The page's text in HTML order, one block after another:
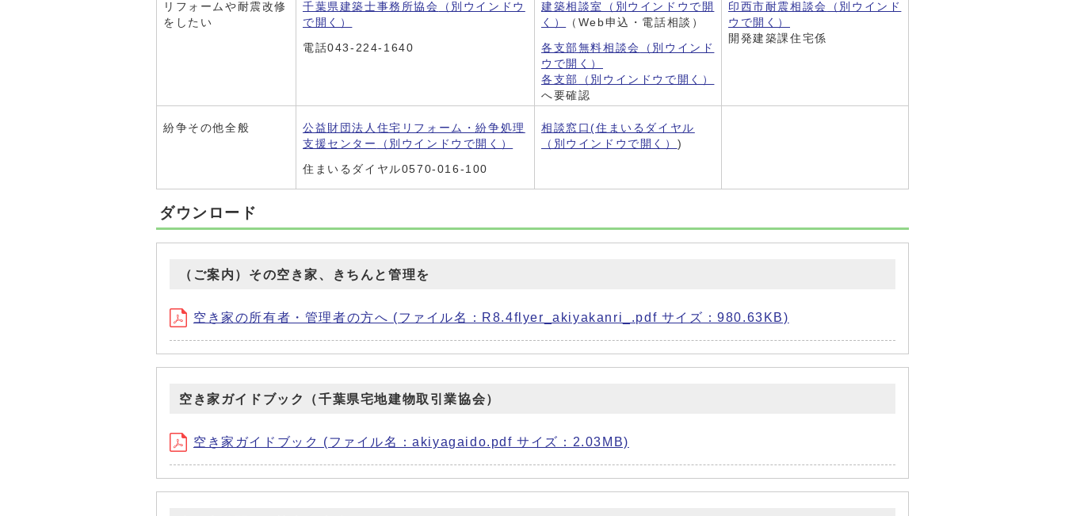
リフォームや耐震改修
をしたい
千葉県建築士事務所協会
（別ウインドウ
で開く）
電話043-224-1640
建築相談室
（別ウインドウで開
く）
（Web申込・電話相談）
各支部無料相談会
（別ウインド
ウで開く）
各支部
（別ウインドウで開く）
へ要確認
印西市耐震相談会
（別ウインド
ウで開く）
開発建築課住宅係
紛争その他全般
公益財団法人住宅リフォーム・紛争処理
支援センター
（別ウインドウで開く）
住まいるダイヤル0570-016-100
相談窓口(住まいるダイヤル
（別ウインドウで開く） )
ダウンロード
（ご案内）その空き家、きちんと管理を
空き家の所有者・管理者の方へ (ファイル名：R8.4flyer_akiyakanri_.pdf サイズ：980.63KB)
空き家ガイドブック（千葉県宅地建物取引業協会）
空き家ガイドブック (ファイル名：akiyagaido.pdf サイズ：2.03MB)